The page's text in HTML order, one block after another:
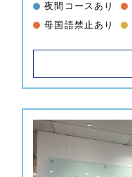
夜間コースあり
母国語禁止あり